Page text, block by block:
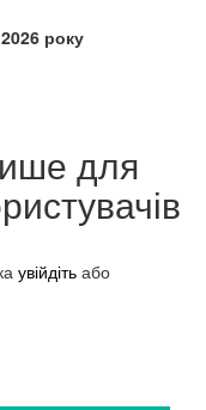
року
для
увійдіть або